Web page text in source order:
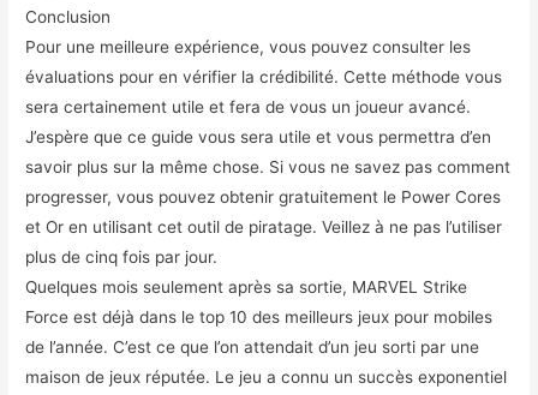
Conclusion
Pour une meilleure expérience, vous pouvez consulter les
évaluations pour en vérifier la crédibilité. Cette méthode vous
sera certainement utile et fera de vous un joueur avancé.
J’espère que ce guide vous sera utile et vous permettra d’en
savoir plus sur la même chose. Si vous ne savez pas comment
progresser, vous pouvez obtenir gratuitement le Power Cores
et Or en utilisant cet outil de piratage. Veillez à ne pas l’utiliser
plus de cinq fois par jour.
Quelques mois seulement après sa sortie, MARVEL Strike
Force est déjà dans le top 10 des meilleurs jeux pour mobiles
de l’année. C’est ce que l’on attendait d’un jeu sorti par une
maison de jeux réputée. Le jeu a connu un succès exponentiel